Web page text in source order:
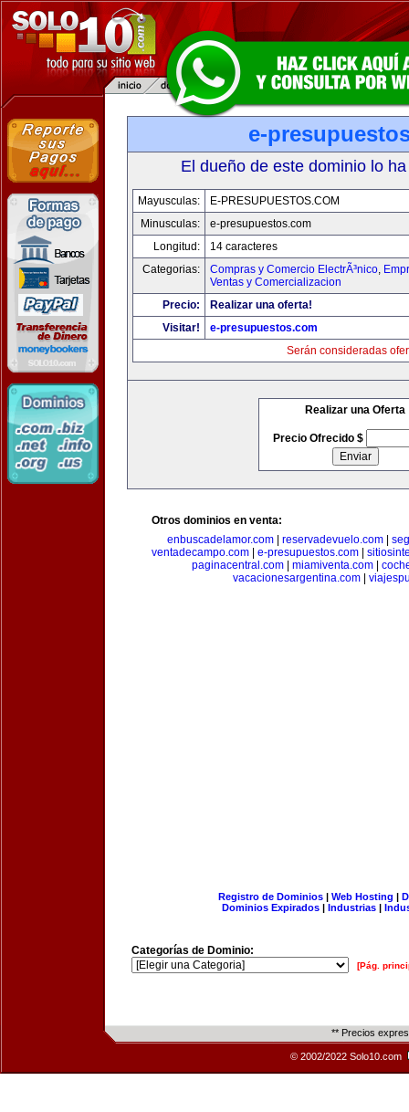
e-
El dueño de este dominio lo
Mayusculas:
E-PRESUPUESTOS.COM
Minusculas:
e-presupuestos.com
Longitud:
14 caracteres
Categorias:
Compras y Comercio ElectrÃ³nico,
Ventas y Comercializacion
Precio:
Realizar una oferta!
Visitar!
e-presupuestos.com
Serán consideradas
Realizar una Oferta
Precio Ofrecido $
Otros dominios en venta:
enbuscadelamor.com
reservadevuelo.com
ventadecampo.com
e-presupuestos.com
paginacentral.com| miamiventa.com|
vacacionesargentina.com
Registro de Dominios| Web Hosting |
Dominios Expirados | Industrias |
Categorías de Dominio:
[Pág.
** Precios
© 2002/2022 Solo10.com